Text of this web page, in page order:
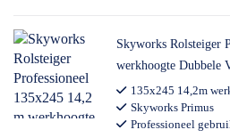
Skyworks Rolsteiger
werkhoogte Dubbele
135x245 14,2m
Skyworks Primus
Professioneel